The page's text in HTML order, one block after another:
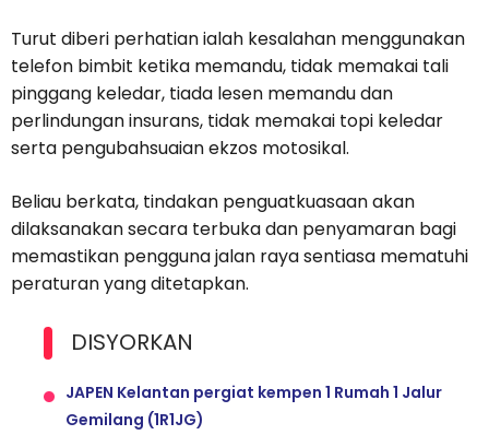
Turut diberi perhatian ialah kesalahan menggunakan
telefon bimbit ketika memandu, tidak memakai tali
pinggang keledar, tiada lesen memandu dan
perlindungan insurans, tidak memakai topi keledar
serta pengubahsuaian ekzos motosikal.
Beliau berkata, tindakan penguatkuasaan akan
dilaksanakan secara terbuka dan penyamaran bagi
memastikan pengguna jalan raya sentiasa mematuhi
peraturan yang ditetapkan.
DISYORKAN
JAPEN Kelantan pergiat kempen 1 Rumah 1 Jalur
Gemilang (1R1JG)